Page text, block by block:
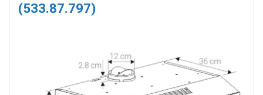
(533.87.797)